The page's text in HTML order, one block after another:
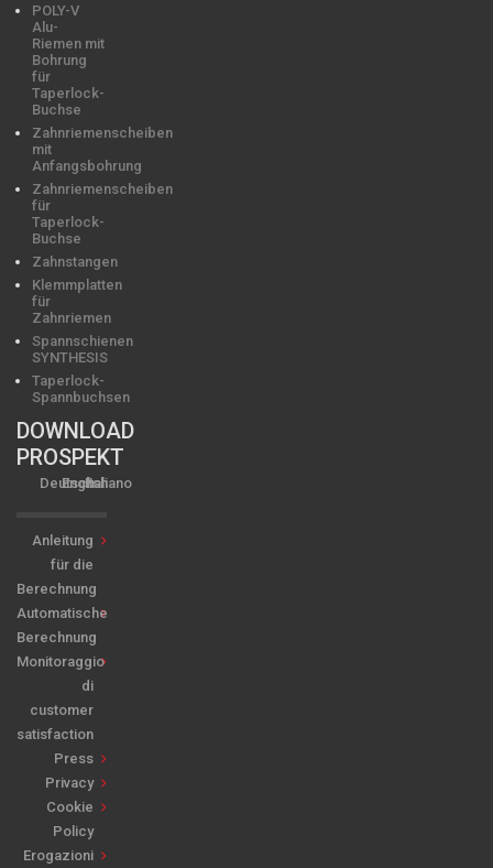
POLY-V
Alu-
Riemen mit
Bohrung
für
Taperlock-
Buchse
Zahnriemenscheiben
mit
Anfangsbohrung
Zahnriemenscheiben
für
Taperlock-
Buchse
Zahnstangen
Klemmplatten
für
Zahnriemen
Spannschienen
SYNTHESIS
Taperlock-
Spannbuchsen
DOWNLOAD
PROSPEKT
Italiano
English
Deutsch
Anleitung
für die
Berechnung
Automatische
Berechnung
Monitoraggio
di
customer
satisfaction
Press
Privacy
Cookie
Policy
Erogazioni